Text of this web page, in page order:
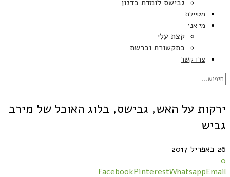
גבישס לומדת בדנון
מטיילת
מי אני
קצת עלי
בתקשורת וברשת
צרו קשר
ירקות על האש, גבישס, בלוג האוכל של מירב
גביש
26 באפריל 2017
0
FacebookPinterestWhatsappEmail